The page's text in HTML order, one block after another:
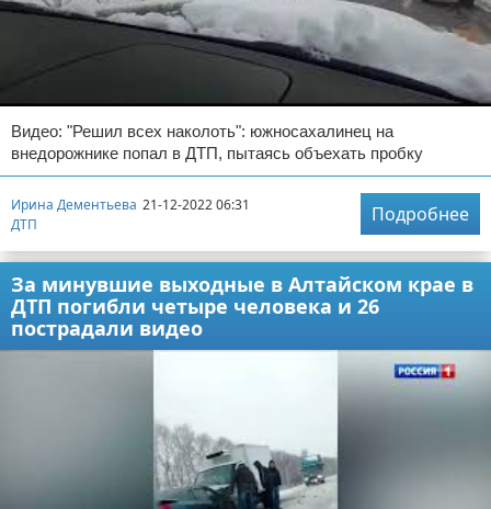
Видео: "Решил всех наколоть": южносахалинец на
внедорожнике попал в ДТП, пытаясь объехать пробку
Ирина Дементьева 21-12-2022 06:31
ДТП
Подробнее
За минувшие выходные в Алтайском крае в
ДТП погибли четыре человека и 26
пострадали видео